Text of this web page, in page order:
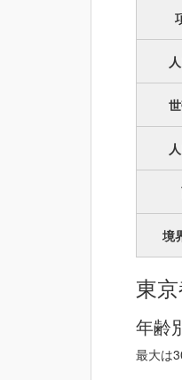
境
東
年齢
最大は